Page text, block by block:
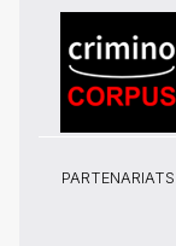
PARTENARIATS